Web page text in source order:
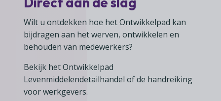
Wilt u ontdekken hoe het Ontwikkelpad kan
bijdragen aan het werven, ontwikkelen en
behouden van medewerkers?
Bekijk het Ontwikkelpad
Levenmiddelendetailhandel of de handreiking
voor werkgevers.